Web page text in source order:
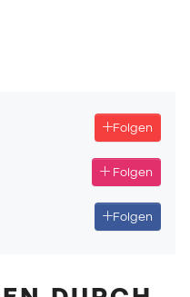
Folgen
Folgen
Folgen